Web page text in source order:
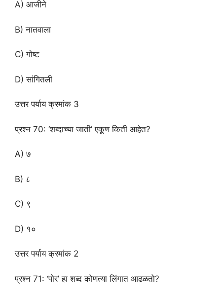
A) आजीने
B) नातवाला
C) गोष्ट
D) सांगितली
उत्तर पर्याय क्रमांक 3
प्रश्न 70: ‘शब्दाच्या जाती’ एकूण किती आहेत?
A) ७
B) ८
C) ९
D) १०
उत्तर पर्याय क्रमांक 2
प्रश्न 71: ‘पोर’ हा शब्द कोणत्या लिंगात आढळतो?